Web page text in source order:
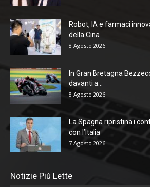
Robot, IA e farmaci
della Cina
8 Agosto 2026
In Gran Bretagna
davanti a...
8 Agosto 2026
La Spagna ripristina i
con l’Italia
7 Agosto 2026
Notizie Più Lette